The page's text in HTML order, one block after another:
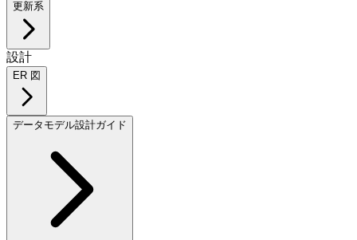
更新系
設計
ER 図
データモデル設計ガイド